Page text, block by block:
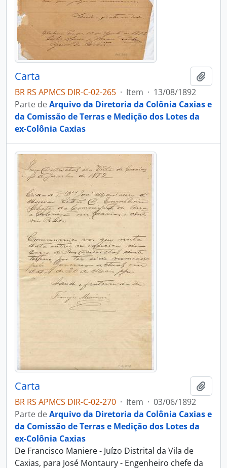
Carta
BR RS APMCS DIR-C-02-265 · Item · 13/08/1892
Parte deArquivo da Diretoria da Colônia Caxias e
da Comissão de Terras e Medição dos Lotes da
ex-Colônia Caxias
Carta
BR RS APMCS DIR-C-02-270 · Item · 03/06/1892
Parte deArquivo da Diretoria da Colônia Caxias e
da Comissão de Terras e Medição dos Lotes da
ex-Colônia Caxias
De Francisco Maniere - Juízo Distrital da Vila de
Caxias, para José Montaury - Engenheiro chefe da